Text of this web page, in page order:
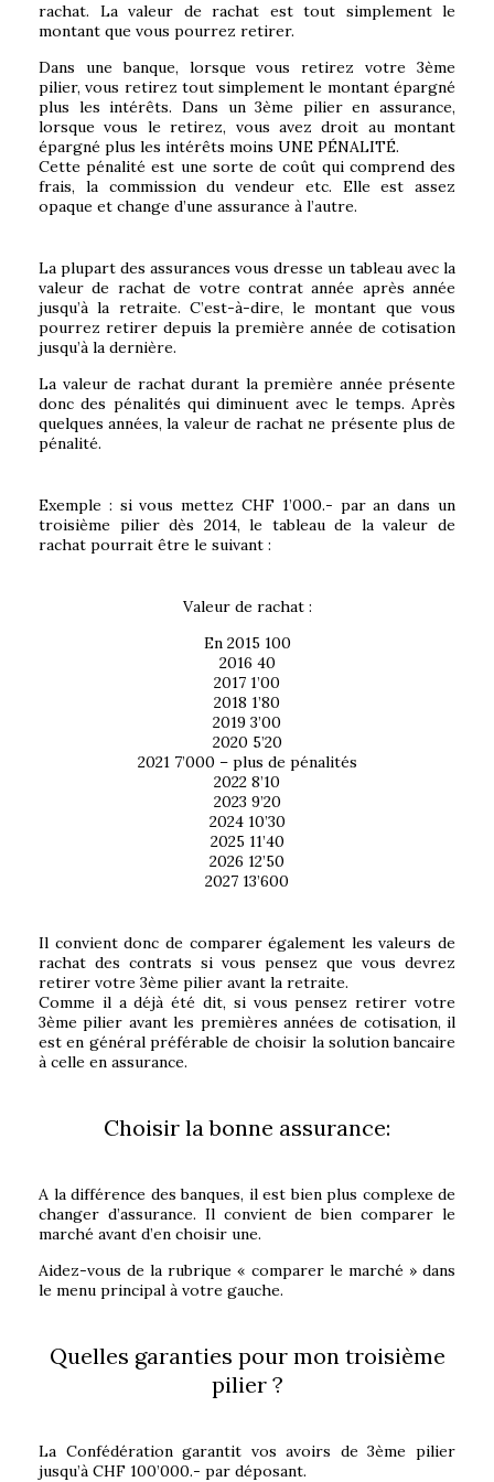
rachat. La valeur de rachat est tout simplement le
montant que vous pourrez retirer.
Dans une banque, lorsque vous retirez votre 3ème
pilier, vous retirez tout simplement le montant épargné
plus les intérêts. Dans un 3ème pilier en assurance,
lorsque vous le retirez, vous avez droit au montant
épargné plus les intérêts moins UNE PÉNALITÉ.
Cette pénalité est une sorte de coût qui comprend des
frais, la commission du vendeur etc. Elle est assez
opaque et change d’une assurance à l’autre.
La plupart des assurances vous dresse un tableau avec la
valeur de rachat de votre contrat année après année
jusqu’à la retraite. C’est-à-dire, le montant que vous
pourrez retirer depuis la première année de cotisation
jusqu’à la dernière.
La valeur de rachat durant la première année présente
donc des pénalités qui diminuent avec le temps. Après
quelques années, la valeur de rachat ne présente plus de
pénalité.
Exemple : si vous mettez CHF 1’000.- par an dans un
troisième pilier dès 2014, le tableau de la valeur de
rachat pourrait être le suivant :
Valeur de rachat :
En 2015 100
2016 40
2017 1’00
2018 1’80
2019 3’00
2020 5’20
2021 7’000 – plus de pénalités
2022 8’10
2023 9’20
2024 10’30
2025 11’40
2026 12’50
2027 13’600
Il convient donc de comparer également les valeurs de
rachat des contrats si vous pensez que vous devrez
retirer votre 3ème pilier avant la retraite.
Comme il a déjà été dit, si vous pensez retirer votre
3ème pilier avant les premières années de cotisation, il
est en général préférable de choisir la solution bancaire
à celle en assurance.
Choisir la bonne assurance:
A la différence des banques, il est bien plus complexe de
changer d’assurance. Il convient de bien comparer le
marché avant d’en choisir une.
Aidez-vous de la rubrique « comparer le marché » dans
le menu principal à votre gauche.
Quelles garanties pour mon troisième
pilier ?
La Confédération garantit vos avoirs de 3ème pilier
jusqu’à CHF 100’000.- par déposant.